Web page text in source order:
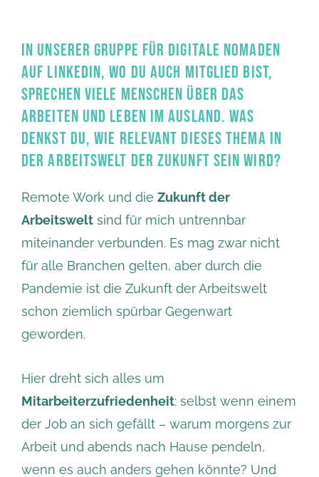
IN UNSERER GRUPPE FÜR DIGITALE NOMADEN
AUF LINKEDIN, WO DU AUCH MITGLIED BIST,
SPRECHEN VIELE MENSCHEN ÜBER DAS
ARBEITEN UND LEBEN IM AUSLAND. WAS
DENKST DU, WIE RELEVANT DIESES THEMA IN
DER ARBEITSWELT DER ZUKUNFT SEIN WIRD?
Remote Work und die Zukunft der
Arbeitswelt sind für mich untrennbar
miteinander verbunden. Es mag zwar nicht
für alle Branchen gelten, aber durch die
Pandemie ist die Zukunft der Arbeitswelt
schon ziemlich spürbar Gegenwart
geworden.
Hier dreht sich alles um
Mitarbeiterzufriedenheit: selbst wenn einem
der Job an sich gefällt – warum morgens zur
Arbeit und abends nach Hause pendeln,
wenn es auch anders gehen könnte? Und